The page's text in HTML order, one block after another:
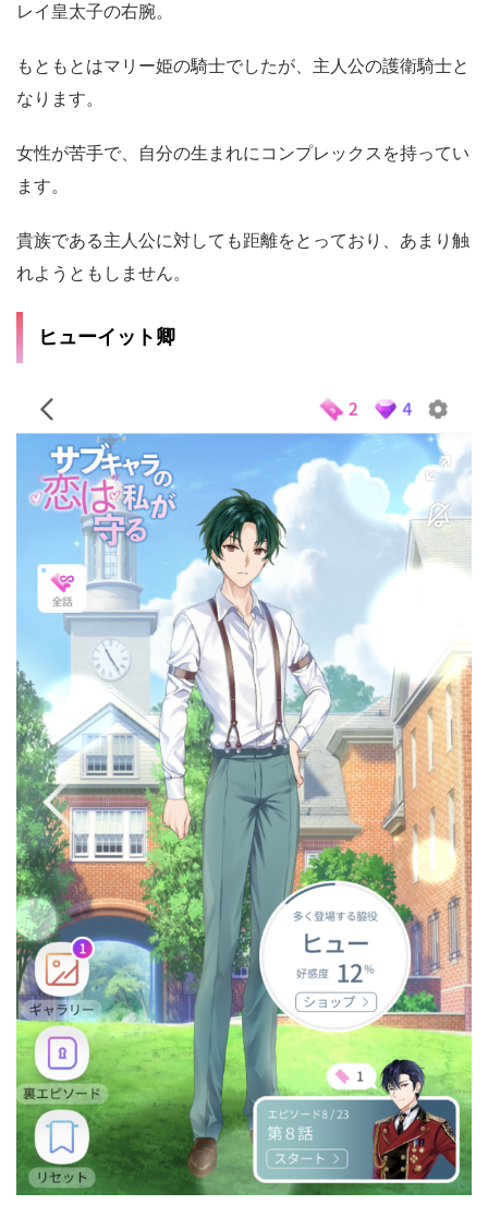
レイ皇太子の右腕。
もともとはマリー姫の騎士でしたが、主人公の護衛騎士と
なります。
女性が苦手で、自分の生まれにコンプレックスを持ってい
ます。
貴族である主人公に対しても距離をとっており、あまり触
れようともしません。
ヒューイット卿